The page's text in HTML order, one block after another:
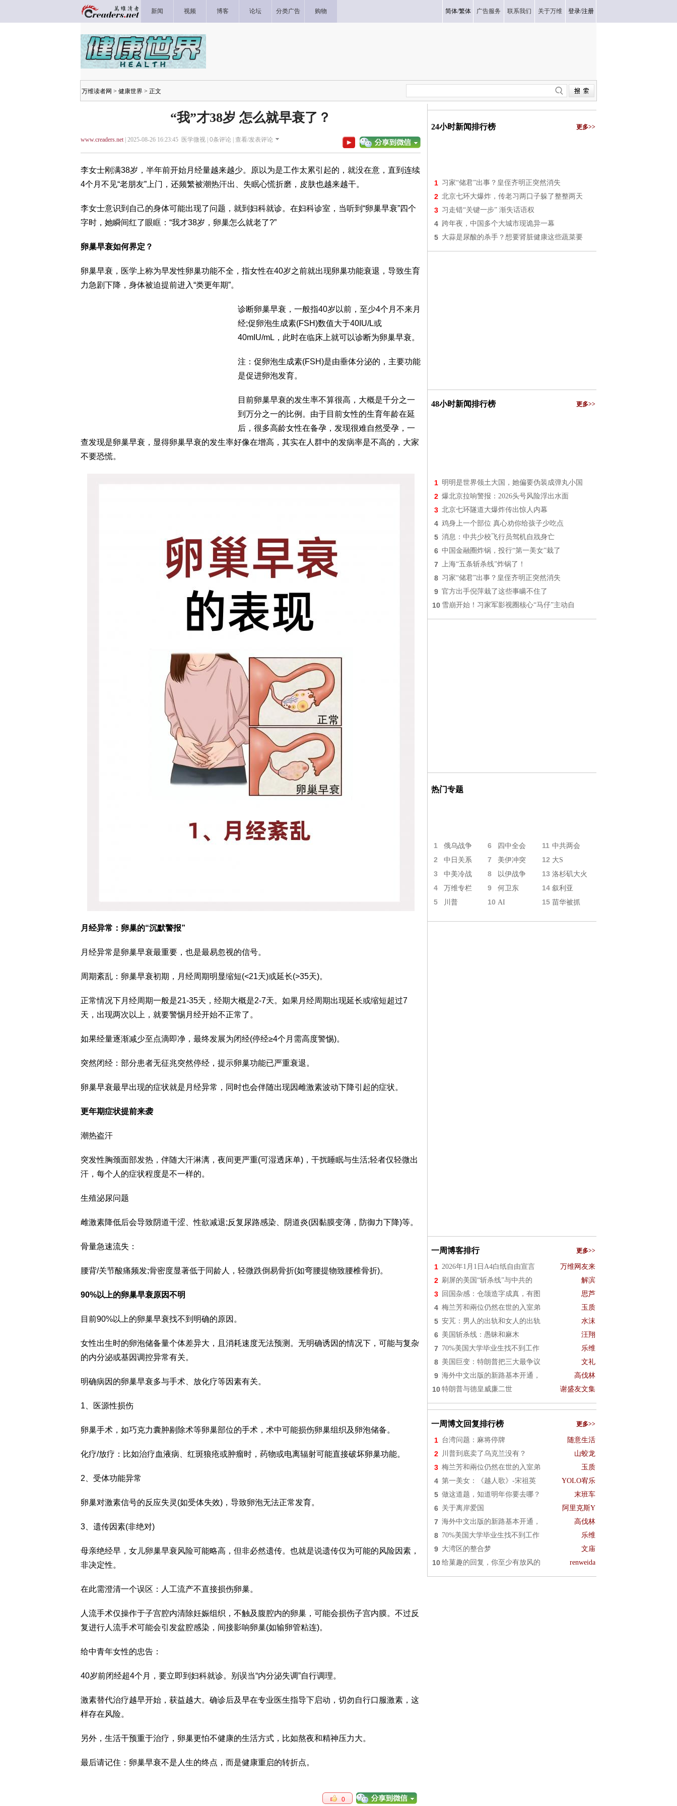
新闻 视频 博客 论坛 分类广告 购物 简体/繁体 广告服务 联系我们 关于万维 登录/注册
万维读者网 > 健康世界 > 正文
“我”才38岁 怎么就早衰了？
www.creaders.net| 2025-08-26 16:23:45 医学微视 | 0条评论 | 查看/发表评论
李女士刚满38岁，半年前开始月经量越来越少。原以为是工作太累引起的，就没在意，直到连续
4个月不见“老朋友”上门，还频繁被潮热汗出、失眠心慌折磨，皮肤也越来越干。
李女士意识到自己的身体可能出现了问题，就到妇科就诊。在妇科诊室，当听到“卵巢早衰”四个
字时，她瞬间红了眼眶：“我才38岁，卵巢怎么就老了?”
卵巢早衰如何界定？
卵巢早衰，医学上称为早发性卵巢功能不全，指女性在40岁之前就出现卵巢功能衰退，导致生育
力急剧下降，身体被迫提前进入“类更年期”。
诊断卵巢早衰，一般指40岁以前，至少4个月不来月
经;促卵泡生成素(FSH)数值大于40IU/L或
40mIU/mL，此时在临床上就可以诊断为卵巢早衰。
注：促卵泡生成素(FSH)是由垂体分泌的，主要功能
是促进卵泡发育。
目前卵巢早衰的发生率不算很高，大概是千分之一
到万分之一的比例。由于目前女性的生育年龄在延
后，很多高龄女性在备孕，发现很难自然受孕，一
查发现是卵巢早衰，显得卵巢早衰的发生率好像在增高，其实在人群中的发病率是不高的，大家
不要恐慌。
月经异常：卵巢的“沉默警报”
月经异常是卵巢早衰最重要，也是最易忽视的信号。
周期紊乱：卵巢早衰初期，月经周期明显缩短(<21天)或延长(>35天)。
正常情况下月经周期一般是21-35天，经期大概是2-7天。如果月经周期出现延长或缩短超过7
天，出现两次以上，就要警惕月经开始不正常了。
如果经量逐渐减少至点滴即净，最终发展为闭经(停经≥4个月需高度警惕)。
突然闭经：部分患者无征兆突然停经，提示卵巢功能已严重衰退。
卵巢早衰最早出现的症状就是月经异常，同时也会伴随出现因雌激素波动下降引起的症状。
更年期症状提前来袭
潮热盗汗
突发性胸颈面部发热，伴随大汗淋漓，夜间更严重(可湿透床单)，干扰睡眠与生活;轻者仅轻微出
汗，每个人的症状程度是不一样的。
生殖泌尿问题
雌激素降低后会导致阴道干涩、性欲减退;反复尿路感染、阴道炎(因黏膜变薄，防御力下降)等。
骨量急速流失：
腰背/关节酸痛频发;骨密度显著低于同龄人，轻微跌倒易骨折(如弯腰提物致腰椎骨折)。
90%以上的卵巢早衰原因不明
目前90%以上的卵巢早衰找不到明确的原因。
女性出生时的卵泡储备量个体差异大，且消耗速度无法预测。无明确诱因的情况下，可能与复杂
的内分泌或基因调控异常有关。
明确病因的卵巢早衰多与手术、放化疗等因素有关。
1、医源性损伤
卵巢手术，如巧克力囊肿剔除术等卵巢部位的手术，术中可能损伤卵巢组织及卵泡储备。
化疗/放疗：比如治疗血液病、红斑狼疮或肿瘤时，药物或电离辐射可能直接破坏卵巢功能。
2、受体功能异常
卵巢对激素信号的反应失灵(如受体失效)，导致卵泡无法正常发育。
3、遗传因素(非绝对)
母亲绝经早，女儿卵巢早衰风险可能略高，但非必然遗传。也就是说遗传仅为可能的风险因素，
非决定性。
在此需澄清一个误区：人工流产不直接损伤卵巢。
人流手术仅操作于子宫腔内清除妊娠组织，不触及腹腔内的卵巢，可能会损伤子宫内膜。不过反
复进行人流手术可能会引发盆腔感染，间接影响卵巢(如输卵管粘连)。
给中青年女性的忠告：
40岁前闭经超4个月，要立即到妇科就诊。别误当“内分泌失调”自行调理。
激素替代治疗越早开始，获益越大。确诊后及早在专业医生指导下启动，切勿自行口服激素，这
样存在风险。
另外，生活干预重于治疗，卵巢更怕不健康的生活方式，比如熬夜和精神压力大。
最后请记住：卵巢早衰不是人生的终点，而是健康重启的转折点。
0
24小时新闻排行榜 更多>>
1 习家“储君”出事？皇侄齐明正突然消失
2 北京七环大爆炸，传老习两口子躲了整整两天
3 习走错“关键一步” 渐失话语权
4 跨年夜，中国多个大城市现诡异一幕
5 大蒜是尿酸的杀手？想要肾脏健康这些蔬菜要
48小时新闻排行榜 更多>>
1 明明是世界领土大国，她偏要伪装成弹丸小国
2 爆北京拉响警报：2026头号风险浮出水面
3 北京七环隧道大爆炸传出惊人内幕
4 鸡身上一个部位 真心劝你给孩子少吃点
5 消息：中共少校飞行员驾机自戕身亡
6 中国金融圈炸锅，投行“第一美女”栽了
7 上海“五条斩杀线”炸锅了！
8 习家“储君”出事？皇侄齐明正突然消失
9 官方出手倪萍栽了这些事瞒不住了
10 雪崩开始！习家军影视圈核心“马仔”主动自
热门专题
1 俄乌战争 6 四中全会 11 中共两会
2 中日关系 7 美伊冲突 12 大S
3 中美冷战 8 以伊战争 13 洛杉矶大火
4 万维专栏 9 何卫东 14 叙利亚
5 川普 10 AI 15 苗华被抓
一周博客排行 更多>>
1 2026年1月1日A4白纸自由宣言 万维网友来
2 刷屏的美国“斩杀线”与中共的 解滨
3 回国杂感：仓颉造字成真，有图 思芦
4 梅兰芳和兩位仍然在世的入室弟 玉质
5 安芃：男人的出轨和女人的出轨 水沫
6 美国斩杀线：愚昧和麻木 汪翔
7 70%美国大学毕业生找不到工作 乐维
8 美国巨变：特朗普把三大最争议 文礼
9 海外中文出版的新路基本开通， 高伐林
10 特朗普与德皇威廉二世 谢盛友文集
一周博文回复排行榜 更多>>
1 台湾问题：麻将停牌 随意生活
2 川普到底卖了乌克兰没有？ 山蛟龙
3 梅兰芳和兩位仍然在世的入室弟 玉质
4 第一美女：《越人歌》-宋祖英 YOLO宥乐
5 做这道题，知道明年你要去哪？ 末班车
6 关于离岸爱国 阿里克斯Y
7 海外中文出版的新路基本开通， 高伐林
8 70%美国大学毕业生找不到工作 乐维
9 大湾区的整合梦 文庙
10 给菓趣的回复，你至少有放风的 renweida